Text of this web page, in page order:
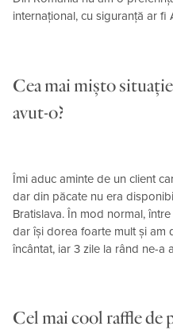
internațional, cu siguranță ar fi
Cea mai mișto
avut-o?
Îmi aduc aminte de un client
dar din păcate nu era
Bratislava. În mod normal,
dar își dorea foarte mult și am
încântat, iar 3 zile la rând ne-a
Cel mai cool raffle de